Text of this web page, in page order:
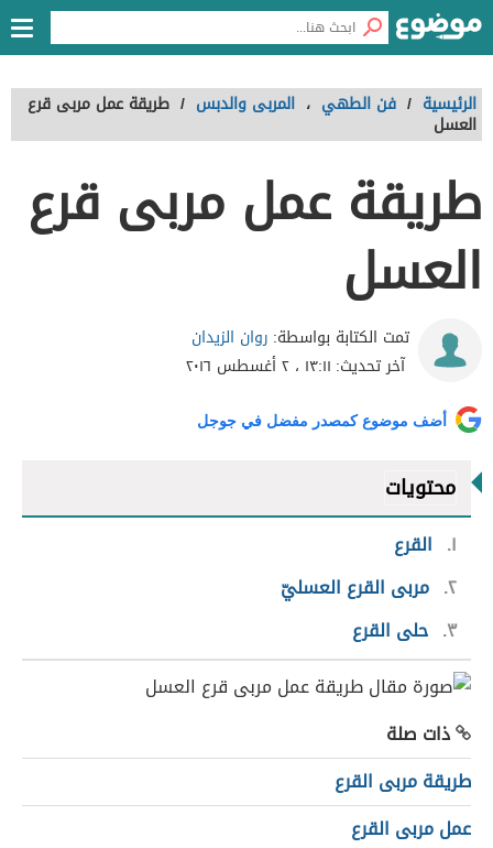
الرئيسية / فن الطهي ، المربى والدبس / طريقة عمل مربى قرع
العسل
طريقة عمل مربى قرع
العسل
تمت الكتابة بواسطة: روان الزيدان
آخر تحديث: ١٣:١١ ، ٢ أغسطس ٢٠١٦
أضف موضوع كمصدر مفضل في جوجل
محتويات
١
القرع
٢ مربى القرع العسليّ
٣ حلى القرع
ذات صلة
طريقة مربى القرع
عمل مربى القرع